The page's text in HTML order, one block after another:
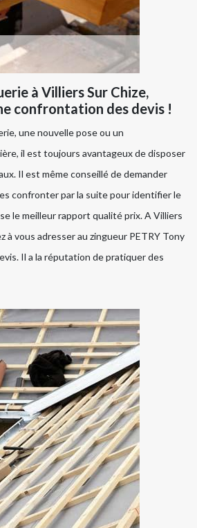
à Villiers Sur Chize,
confrontation des devis !
une nouvelle pose ou un
il est toujours avantageux de disposer
Il est même conseillé de demander
confronter par la suite pour identifier le
le meilleur rapport qualité prix. A Villiers
à vous adresser au zingueur PETRY Tony
Il a la réputation de pratiquer des